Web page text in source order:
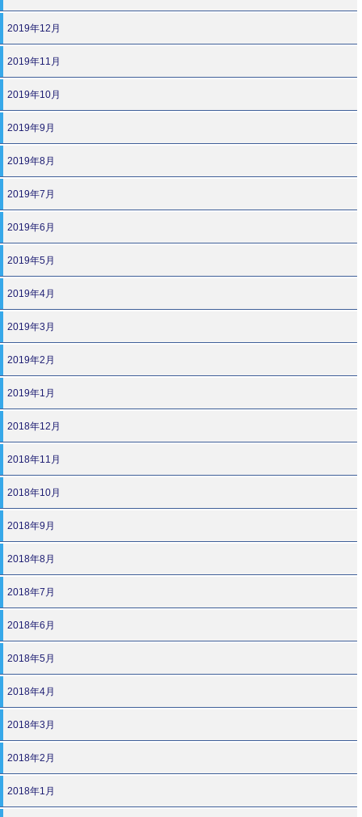
2019年12月
2019年11月
2019年10月
2019年9月
2019年8月
2019年7月
2019年6月
2019年5月
2019年4月
2019年3月
2019年2月
2019年1月
2018年12月
2018年11月
2018年10月
2018年9月
2018年8月
2018年7月
2018年6月
2018年5月
2018年4月
2018年3月
2018年2月
2018年1月